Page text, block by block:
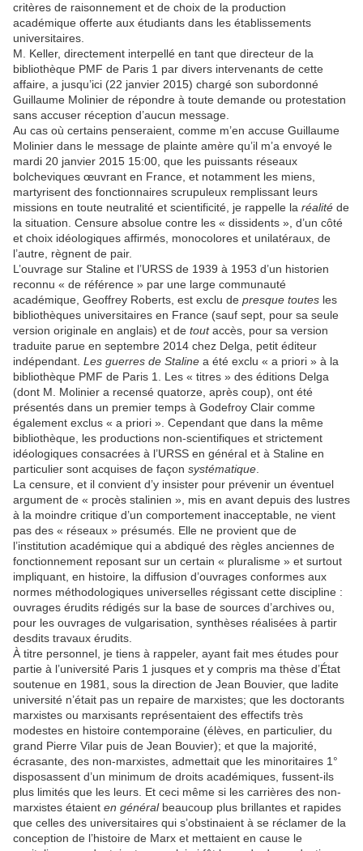
critères de raisonnement et de choix de la production
académique offerte aux étudiants dans les établissements
universitaires.
M. Keller, directement interpellé en tant que directeur de la
bibliothèque PMF de Paris 1 par divers intervenants de cette
affaire, a jusqu’ici (22 janvier 2015) chargé son subordonné
Guillaume Molinier de répondre à toute demande ou protestation
sans accuser réception d’aucun message.
Au cas où certains penseraient, comme m’en accuse Guillaume
Molinier dans le message de plainte amère qu’il m’a envoyé le
mardi 20 janvier 2015 15:00, que les puissants réseaux
bolcheviques œuvrant en France, et notamment les miens,
martyrisent des fonctionnaires scrupuleux remplissant leurs
missions en toute neutralité et scientificité, je rappelle la réalité de
la situation. Censure absolue contre les « dissidents », d’un côté
et choix idéologiques affirmés, monocolores et unilatéraux, de
l’autre, règnent de pair.
L’ouvrage sur Staline et l’URSS de 1939 à 1953 d’un historien
reconnu « de référence » par une large communauté
académique, Geoffrey Roberts, est exclu de presque toutes les
bibliothèques universitaires en France (sauf sept, pour sa seule
version originale en anglais) et de toutaccès, pour sa version
traduite parue en septembre 2014 chez Delga, petit éditeur
indépendant. Les guerres de Staline a été exclu « a priori » à la
bibliothèque PMF de Paris 1. Les « titres » des éditions Delga
(dont M. Molinier a recensé quatorze, après coup), ont été
présentés dans un premier temps à Godefroy Clair comme
également exclus « a priori ». Cependant que dans la même
bibliothèque, les productions non-scientifiques et strictement
idéologiques consacrées à l’URSS en général et à Staline en
particulier sont acquises de façon systématique
La censure, et il convient d’y insister pour prévenir un éventuel
argument de « procès stalinien », mis en avant depuis des lustres
à la moindre critique d’un comportement inacceptable, ne vient
pas des « réseaux » présumés. Elle ne provient que de
l’institution académique qui a abdiqué des règles anciennes de
fonctionnement reposant sur un certain « pluralisme » et surtout
impliquant, en histoire, la diffusion d’ouvrages conformes aux
normes méthodologiques universelles régissant cette discipline :
ouvrages érudits rédigés sur la base de sources d’archives ou,
pour les ouvrages de vulgarisation, synthèses réalisées à partir
desdits travaux érudits.
À titre personnel, je tiens à rappeler, ayant fait mes études pour
partie à l’université Paris 1 jusques et y compris ma thèse d’État
soutenue en 1981, sous la direction de Jean Bouvier, que ladite
université n’était pas un repaire de marxistes; que les doctorants
marxistes ou marxisants représentaient des effectifs très
modestes en histoire contemporaine (élèves, en particulier, du
grand Pierre Vilar puis de Jean Bouvier); et que la majorité,
écrasante, des non-marxistes, admettait que les minoritaires 1°
disposassent d’un minimum de droits académiques, fussent-ils
plus limités que les leurs. Et ceci même si les carrières des non-
marxistes étaient en généralbeaucoup plus brillantes et rapides
que celles des universitaires qui s’obstinaient à se réclamer de la
conception de l’histoire de Marx et mettaient en cause le